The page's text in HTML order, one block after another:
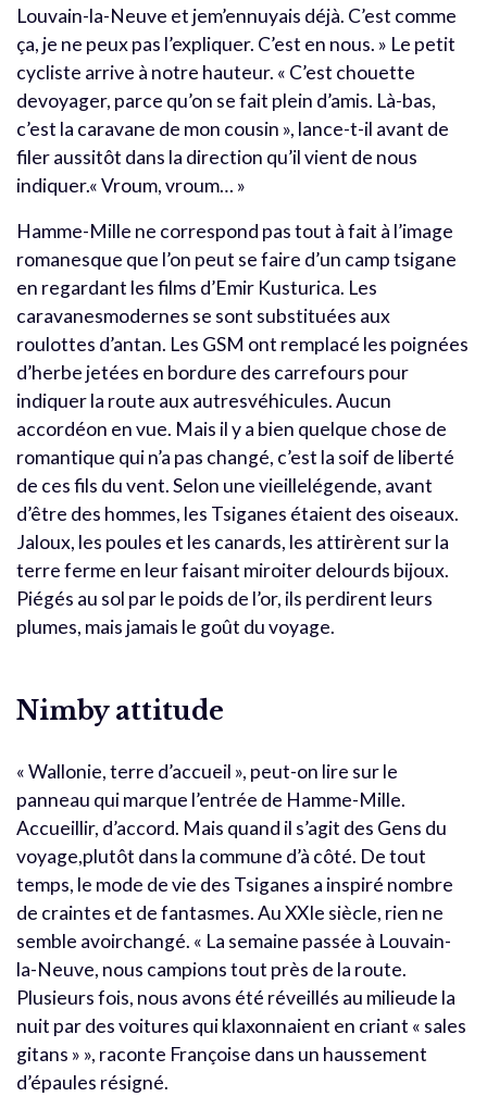
Louvain-la-Neuve et jem’ennuyais déjà. C’est comme
ça, je ne peux pas l’expliquer. C’est en nous. » Le petit
cycliste arrive à notre hauteur. « C’est chouette
devoyager, parce qu’on se fait plein d’amis. Là-bas,
c’est la caravane de mon cousin », lance-t-il avant de
filer aussitôt dans la direction qu’il vient de nous
indiquer.« Vroum, vroum… »
Hamme-Mille ne correspond pas tout à fait à l’image
romanesque que l’on peut se faire d’un camp tsigane
en regardant les films d’Emir Kusturica. Les
caravanesmodernes se sont substituées aux
roulottes d’antan. Les GSM ont remplacé les poignées
d’herbe jetées en bordure des carrefours pour
indiquer la route aux autresvéhicules. Aucun
accordéon en vue. Mais il y a bien quelque chose de
romantique qui n’a pas changé, c’est la soif de liberté
de ces fils du vent. Selon une vieillelégende, avant
d’être des hommes, les Tsiganes étaient des oiseaux.
Jaloux, les poules et les canards, les attirèrent sur la
terre ferme en leur faisant miroiter delourds bijoux.
Piégés au sol par le poids de l’or, ils perdirent leurs
plumes, mais jamais le goût du voyage.
Nimby attitude
« Wallonie, terre d’accueil », peut-on lire sur le
panneau qui marque l’entrée de Hamme-Mille.
Accueillir, d’accord. Mais quand il s’agit des Gens du
voyage,plutôt dans la commune d’à côté. De tout
temps, le mode de vie des Tsiganes a inspiré nombre
de craintes et de fantasmes. Au XXIe siècle, rien ne
semble avoirchangé. « La semaine passée à Louvain-
la-Neuve, nous campions tout près de la route.
Plusieurs fois, nous avons été réveillés au milieude la
nuit par des voitures qui klaxonnaient en criant « sales
gitans » », raconte Françoise dans un haussement
d’épaules résigné.